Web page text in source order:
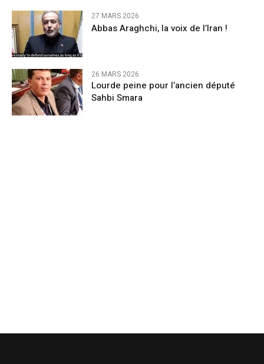
27 MARS 2026
Abbas Araghchi, la voix de l’Iran !
26 MARS 2026
Lourde peine pour l’ancien député
Sahbi Smara